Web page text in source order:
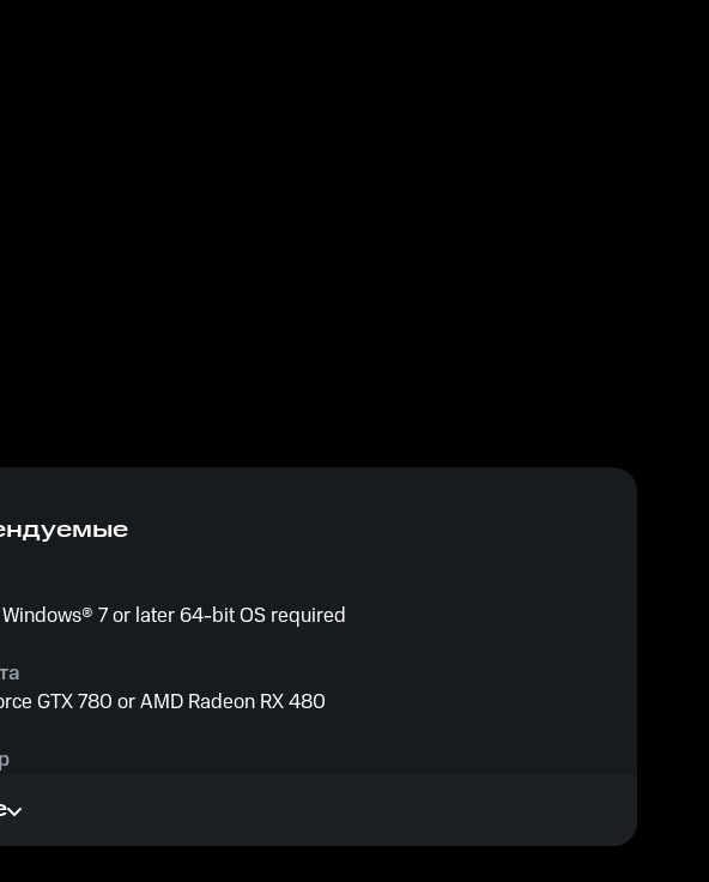
7 or later 64-bit OS required
GTX 780 or AMD Radeon RX 480